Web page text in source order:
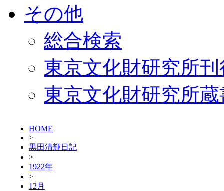
その他
総合検索
東京文化財研究所
東京文化財研究所
HOME
>
黒田清輝日記
>
1922年
>
12月